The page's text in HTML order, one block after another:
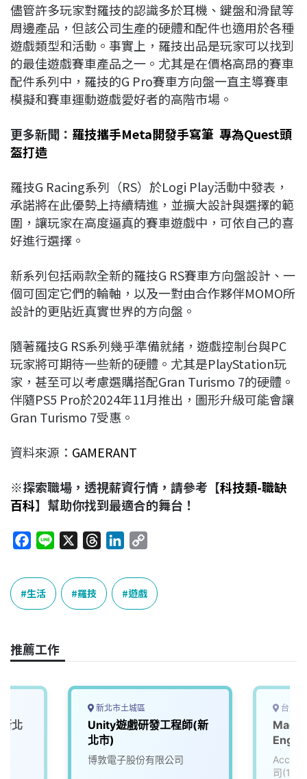
儘管許多玩家對羅技的認識多於耳機、鍵盤和滑鼠等
周邊產品，但該公司生產的硬體和配件也適用於各種
遊戲類型和活動。事實上，羅技出品是玩家可以找到
的最佳遊戲賽車產品之一。尤其是在價格高昂的賽車
配件系列中，羅技的G Pro賽車方向盤一直主導賽車
模擬和賽車運動遊戲愛好者的高階市場。
更多新聞： 羅技攜手Meta開發手寫筆 專為Quest頭
盔打造
羅技G Racing系列（RS）於Logi Play活動中發表，
承諾將在此優勢上持續精進，並擴大設計與選擇的範
圍，讓玩家在高度逼真的賽車遊戲中，可依自己的喜
好進行選擇。
新系列包括兩款全新的羅技G RS賽車方向盤設計、一
個可固定它們的輪軸，以及一對由合作夥伴MOMO所
設計的更貼近真實世界的方向盤。
隨著羅技G RS系列幾乎準備就緒，遊戲控制台與PC
玩家將可期待一些新的硬體。尤其是PlayStation玩
家，甚至可以考慮選購搭配Gran Turismo 7的硬體。
伴隨PS5 Pro於2024年11月推出，圖形升級可能會讓
Gran Turismo 7受惠。
資料來源： GAMERANT
※探索職場，透視薪資行情，請參考【科技類-職缺
百科】幫助你找到最適合的舞台！
c
e
b
o
k
e
e
a
n
k
e
n
p
L
k
生活 羅技 遊戲
推薦工作
北
新北市土城區
Unity遊戲研發工程師(新
北市)
博敦電子股份有限公司
台北
_知名
司